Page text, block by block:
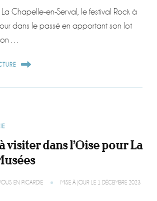
Chapelle-en-Serval, le festival Rock à
dans le passé en apportant son lot
on …
visiter dans l’Oise pour La
EN PICARDIE MISE À JOUR LE 1 DÉCEMBRE 2023